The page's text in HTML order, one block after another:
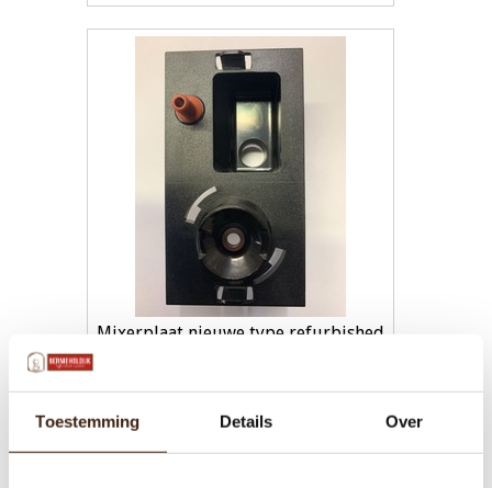
Toestemming Details Over
Mixerplaat nieuwe type refurbished
€21,00
Toevoegen aan winkelwagen